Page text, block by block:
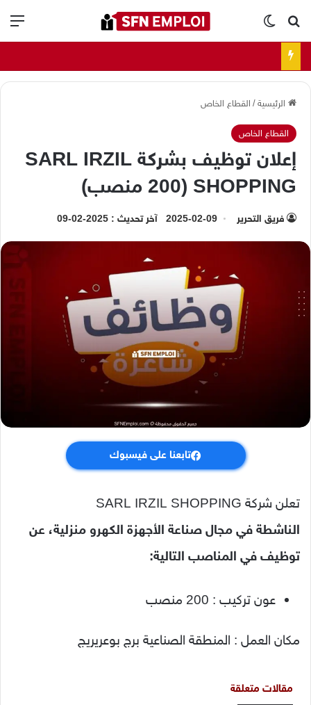
بحث عنالوضع المظلم
الرئيسية/ القطاع الخاص
القطاع الخاص
إعلان توظيف بشركة SARL IRZIL
SHOPPING (200 منصب)
فريق التحرير 2025-02-09 آخر تحديث : 2025-02-09
تابعنا على فيسبوك
تعلن شركة SARL IRZIL SHOPPING
الناشطة في مجال صناعة الأجهزة الكهرو منزلية، عن
توظيف في المناصب التالية:
عون تركيب : 200 منصب
مكان العمل : المنطقة الصناعية برج بوعريريج
مقالات متعلقة